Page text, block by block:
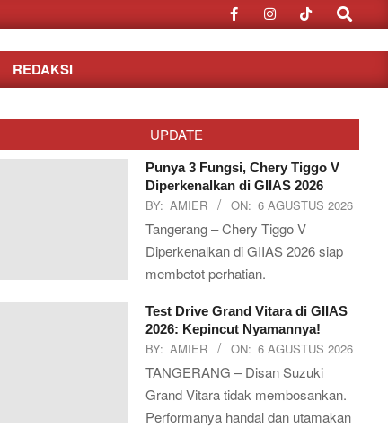
Search
REDAKSI
UPDATE
Punya 3 Fungsi, Chery Tiggo V
Diperkenalkan di GIIAS 2026
BY: AMIER ON: 6 AGUSTUS 2026
Tangerang – Chery Tiggo V
Diperkenalkan di GIIAS 2026 siap
membetot perhatian.
Test Drive Grand Vitara di GIIAS
2026: Kepincut Nyamannya!
BY: AMIER ON: 6 AGUSTUS 2026
TANGERANG – Disan Suzuki
Grand Vitara tidak membosankan.
Performanya handal dan utamakan